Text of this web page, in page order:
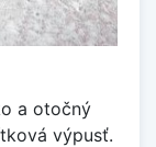
a otočný
výpusť.